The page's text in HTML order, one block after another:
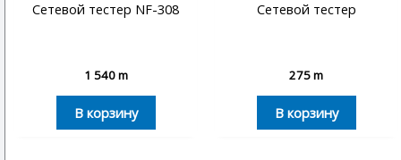
Сетевой тестер NF-308
1 540m
В корзину
Сетевой тестер
275m
В корзину